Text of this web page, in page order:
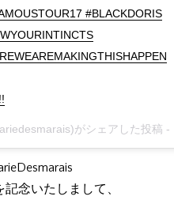
#BLACKDORIS
念いたしまして、